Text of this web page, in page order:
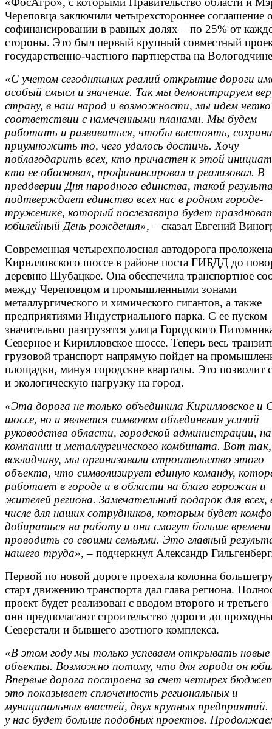
Череповца заключили четырехстороннее соглашение
софинансировании в равных долях – по 25% от
стороны. Это был первый крупный совместный
государственно-частного партнерства на
«С учетом сегодняшних реалий открытие дороги
особый смысл и значение. Так мы демонстрируем
страну, в наш народ и возможности, мы идем четко
соответствии с намеченными планами. Мы будем
работать и развиваться, чтобы выстоять,
приумножить то, чего удалось достичь. Хочу
поблагодарить всех, кто причастен к этой
кто ее обосновал, профинансировал и реализовал. В
преддверии Дня народного единства, такой
подтверждает единство всех нас в родном городе-
труженике, который послезавтра будет
юбилейный День рождения»,– сказал Евгений
Современная четырехполосная автодорога
Кирилловского шоссе в районе поста ГИБДД до
деревню Шубацкое. Она обеспечила транспортное
между Череповцом и промышленными зонами
металлургического и химического гигантов, а также
предприятиями Индустриального парка. С ее пуском
значительно разгрузятся улица Городского
Северное и Кирилловское шоссе. Теперь весь
грузовой транспорт напрямую пойдет на
площадки, минуя городские кварталы. Это позволит
и экологическую нагрузку на город.
«Эта дорога не только объединила Кирилловское и
шоссе, но и является символом объединения усилий
руководства области, городской администрации,
компании и металлургического комбината. Вот так,
вскладчину, мы организовали строительство этого
объекта, что символизирует единую команду,
работает в городе и в области на благо горожан и
жителей региона. Замечательный подарок для
числе для наших сотрудников, которым будет
добираться на работу и они смогут больше времени
проводить со своими семьями. Это главный
нашего труда», – подчеркнул Александр
Первой по новой дороге проехала колонна
старт движению транспорта дал глава региона.
проект будет реализован с вводом второго и третьего
они предполагают строительство дороги до
Северстали и бывшего азотного комплекса.
«В этом году мы только успеваем открывать новые
объекты. Возможно потому, что для города он
Впервые дорога построена за счет четырех
это показывает сплоченность региональных и
муниципальных властей, двух крупных
у нас будет больше подобных проектов.